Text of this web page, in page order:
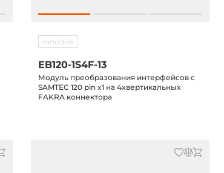
Innodisk
EB120-1S4F-13
Модуль преобразования интерфейсов с
SAMTEC 120 pin x1 на 4xвертикальных
FAKRA коннектора